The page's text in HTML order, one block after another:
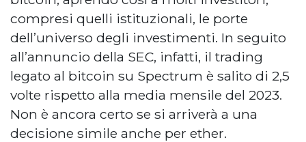
compresi quelli istituzionali, le porte
dell’universo degli investimenti. In seguito
all’annuncio della SEC, infatti, il trading
legato al bitcoin su Spectrum è salito di 2,5
volte rispetto alla media mensile del 2023.
Non è ancora certo se si arriverà a una
decisione simile anche per ether.